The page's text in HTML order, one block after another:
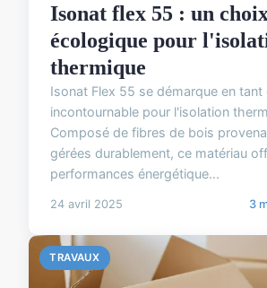
Isonat flex 55 : un
écologique pour
thermique
Isonat Flex 55 se démarque en tant
incontournable pour l'isolation
Composé de fibres de bois
gérées durablement, ce matériau
performances énergétique...
24 avril 2025 3
TRAVAUX